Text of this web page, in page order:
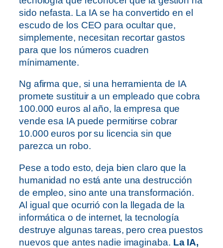
sido nefasta. La IA se ha convertido en el
escudo de los CEO para ocultar que,
simplemente, necesitan recortar gastos
para que los números cuadren
mínimamente.
Ng afirma que, si una herramienta de IA
promete sustituir a un empleado que cobra
100.000 euros al año, la empresa que
vende esa IA puede permitirse cobrar
10.000 euros por su licencia sin que
parezca un robo.
Pese a todo esto, deja bien claro que la
humanidad no está ante una destrucción
de empleo, sino ante una transformación.
Al igual que ocurrió con la llegada de la
informática o de internet, la tecnología
destruye algunas tareas, pero crea puestos
nuevos que antes nadie imaginaba. La IA,